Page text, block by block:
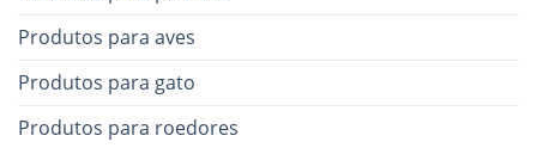
Produtos para aves
Produtos para gato
Produtos para roedores